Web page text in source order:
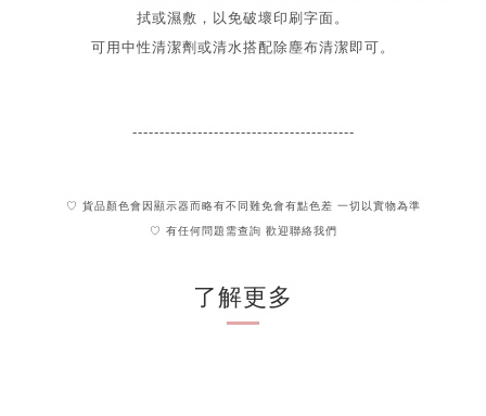
拭或濕敷，以免破壞印刷字面。
可用中性清潔劑或清水搭配除塵布清潔即可。
-----------------------------------------
♡ 貨品顏色會因顯示器而略有不同難免會有點色差 一切以實物為準
♡ 有任何問題需查詢 歡迎聯絡我們
了解更多